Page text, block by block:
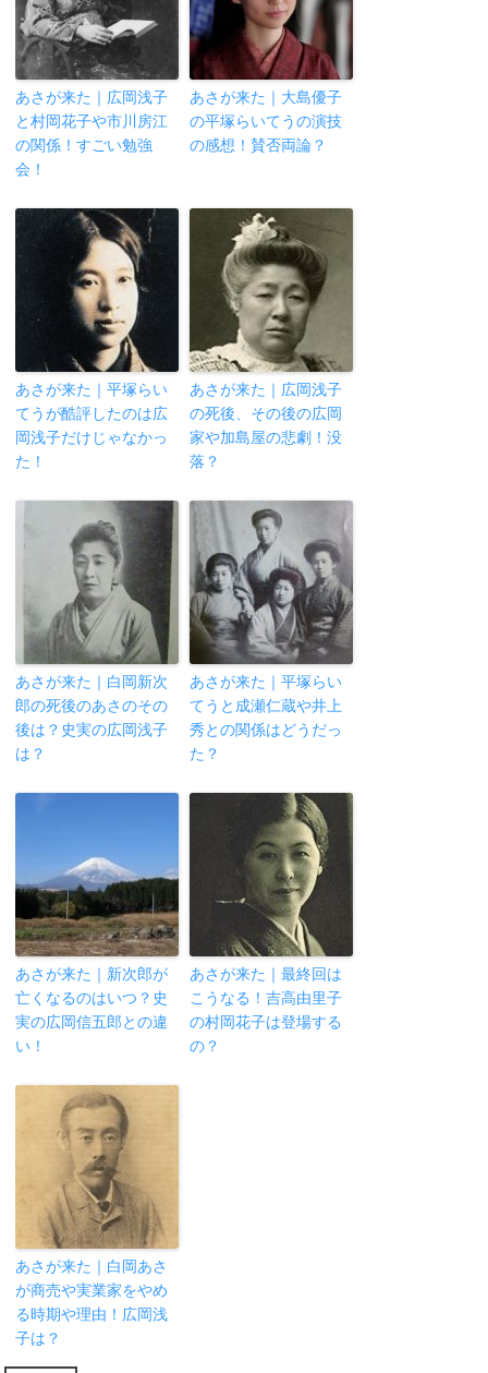
あさが来た｜広岡浅子
と村岡花子や市川房江
の関係！すごい勉強
会！
あさが来た｜大島優子
の平塚らいてうの演技
の感想！賛否両論？
あさが来た｜平塚らい
てうが酷評したのは広
岡浅子だけじゃなかっ
た！
あさが来た｜広岡浅子
の死後、その後の広岡
家や加島屋の悲劇！没
落？
あさが来た｜白岡新次
郎の死後のあさのその
後は？史実の広岡浅子
は？
あさが来た｜平塚らい
てうと成瀬仁蔵や井上
秀との関係はどうだっ
た？
あさが来た｜新次郎が
亡くなるのはいつ？史
実の広岡信五郎との違
い！
あさが来た｜最終回は
こうなる！吉高由里子
の村岡花子は登場する
の？
あさが来た｜白岡あさ
が商売や実業家をやめ
る時期や理由！広岡浅
子は？